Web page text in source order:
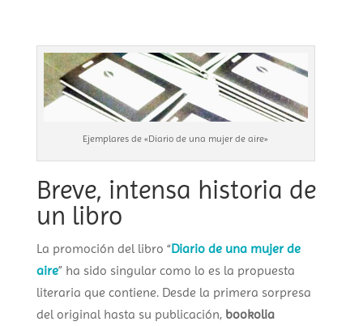
Ejemplares de «Diario de una mujer de aire»
Breve, intensa historia de
un libro
La promoción del libro “Diario de una mujer de
aire” ha sido singular como lo es la propuesta
literaria que contiene. Desde la primera sorpresa
del original hasta su publicación, bookolia